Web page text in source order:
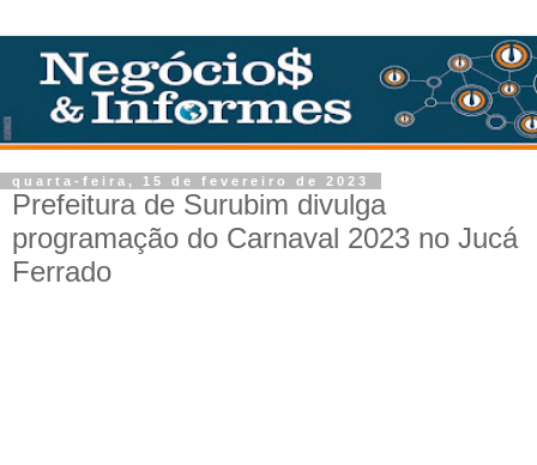
quarta-feira, 15 de fevereiro de 2023
Prefeitura de Surubim divulga
programação do Carnaval 2023 no Jucá
Ferrado